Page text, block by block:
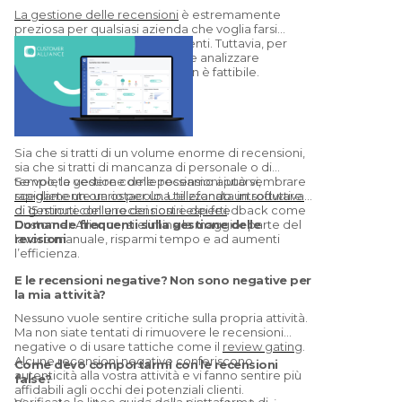
La gestione delle recensioni è estremamente
preziosa per qualsiasi azienda che voglia farsi
trovare online e attirare più clienti. Tuttavia, per
molti, raccogliere, rispondere e analizzare
manualmente le recensioni non è fattibile.
Sia che si tratti di un volume enorme di recensioni,
sia che si tratti di mancanza di personale o di
tempo, la gestione delle recensioni può sembrare
rapidamente un ostacolo. Utilizzando un software
di gestione delle recensioni e dei feedback come
Customer Alliance, si elimina la maggior parte del
lavoro manuale, risparmi tempo e ad aumenti
l’efficienza.
Se volete vedere come possiamo aiutarvi,
scegliete un orario per una telefonata introduttiva
di 15 minuti con uno dei nostri esperti.
Domande frequenti sulla gestione delle
revisioni
E le recensioni negative? Non sono negative per
la mia attività?
Nessuno vuole sentire critiche sulla propria attività.
Ma non siate tentati di rimuovere le recensioni
negative o di usare tattiche come il review gating
Alcune recensioni negative conferiscono
autenticità alla vostra attività e vi fanno sentire più
affidabili agli occhi dei potenziali clienti.
Come devo comportarmi con le recensioni
false?